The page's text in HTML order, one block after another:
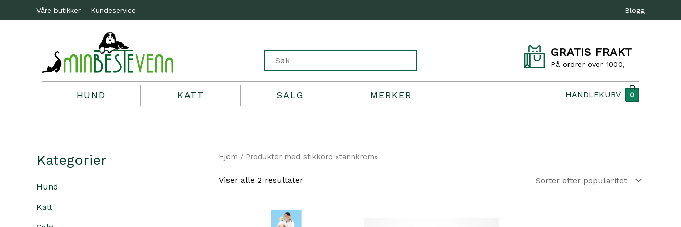
Våre butikker Kundeservice Blogg
GRATIS FRAKT
På ordrer over 1000,-
HUND KATT SALG MERKER HANDLEKURV 0
Kategorier
Hund
Katt
Hjem / Produkter med stikkord «tannkrem»
Viser alle 2 resultaterSortert